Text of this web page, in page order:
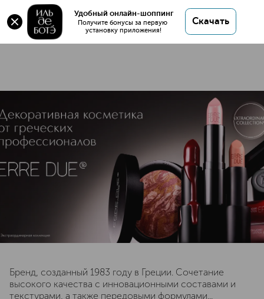
Удобный онлайн-шоппинг
Получите бонусы за первую
установку приложения!
Скачать
58 товаров
ERRE DUE
Бренд, созданный 1983 году в Греции. Сочетание
высокого качества с инновационными составами и
текстурами, а также передовыми формулами...